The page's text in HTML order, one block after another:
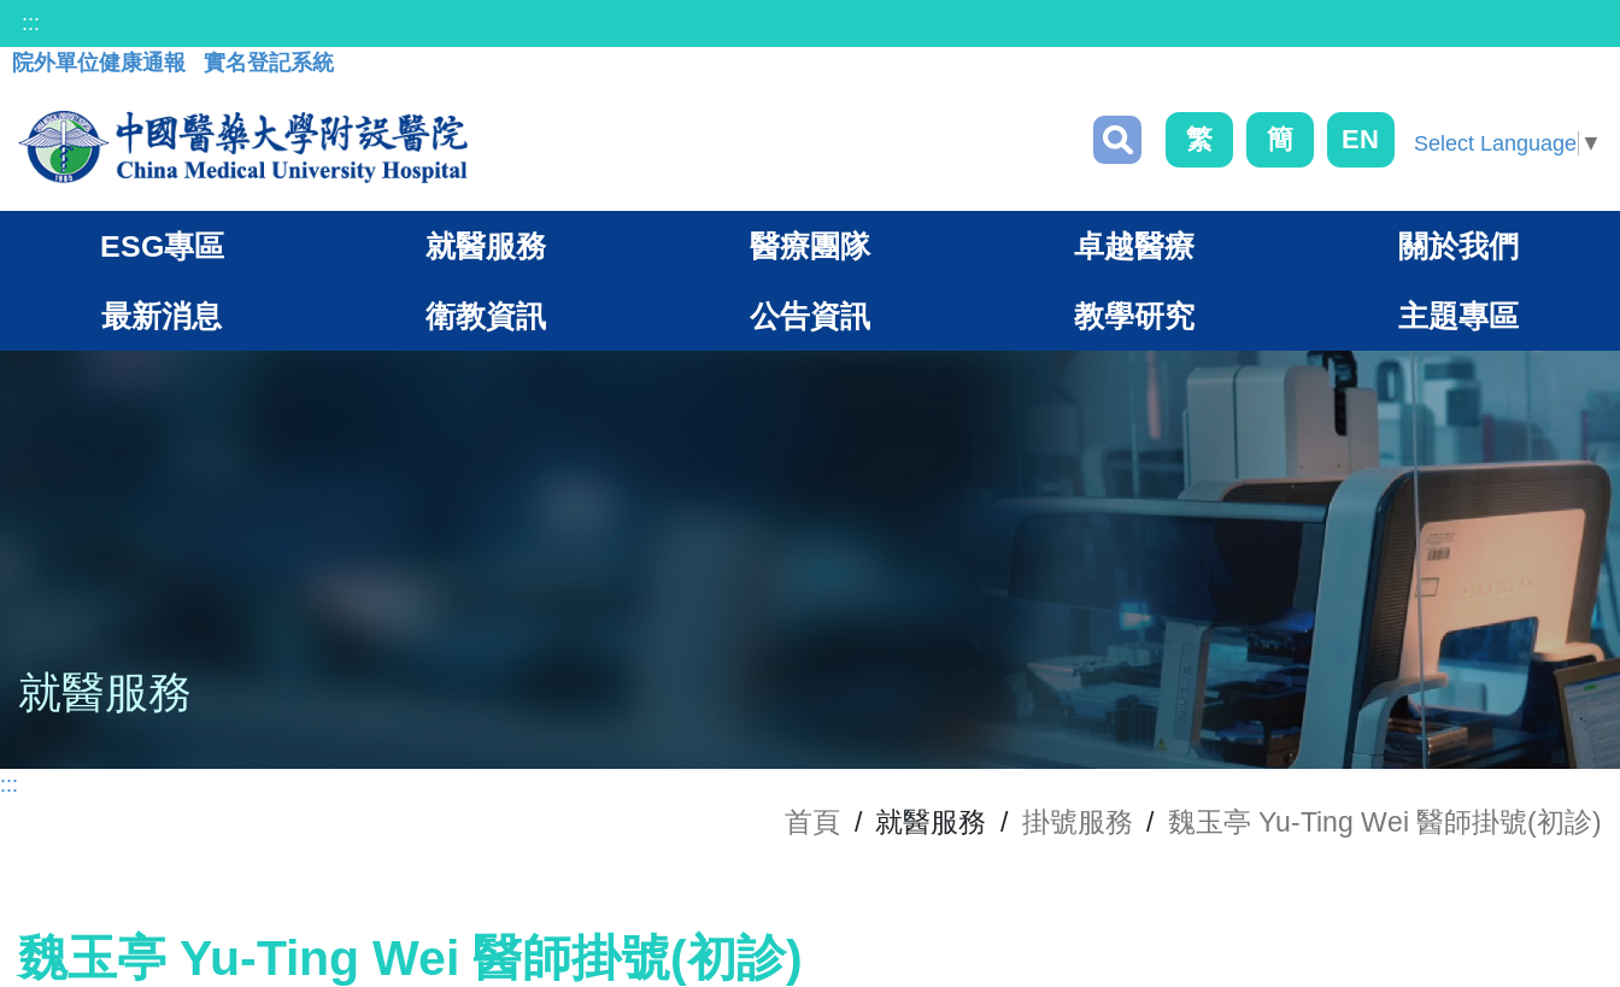
:::
院外單位健康通報
實名登記系統
繁 簡 EN Select Language ▼
ESG專區 就醫服務 醫療團隊 卓越醫療 關於我們
最新消息 衛教資訊 公告資訊 教學研究 主題專區
就醫服務
:::
首頁 / 就醫服務 / 掛號服務 / 魏玉亭 Yu-Ting Wei 醫師掛號(初診)
魏玉亭 Yu-Ting Wei 醫師掛號(初診)